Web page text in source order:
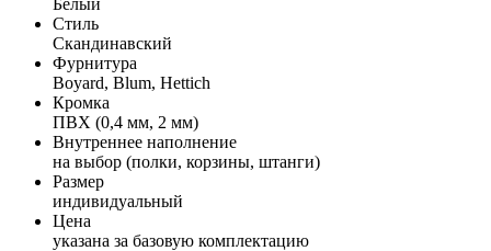
Стиль
Скандинавский
Фурнитура
Boyard, Blum, Hettich
Кромка
ПВХ (0,4 мм, 2 мм)
Внутреннее наполнение
на выбор (полки, корзины, штанги)
Размер
индивидуальный
Цена
указана за базовую комплектацию